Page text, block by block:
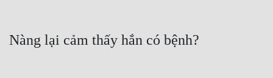
Nàng lại cảm thấy hắn có bệnh?